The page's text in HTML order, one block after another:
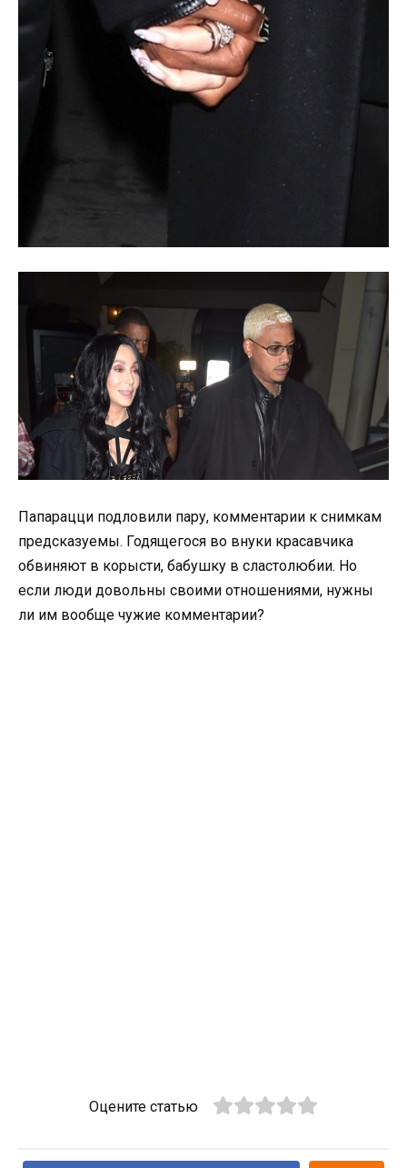
Папарацци подловили пару, комментарии к снимкам
предсказуемы. Годящегося во внуки красавчика
обвиняют в корысти, бабушку в сластолюбии. Но
если люди довольны своими отношениями, нужны
ли им вообще чужие комментарии?
Оцените статью